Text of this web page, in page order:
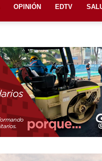
OPINIÓN EDTV